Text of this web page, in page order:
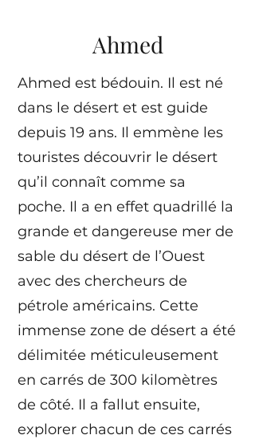
Ahmed
Ahmed est bédouin. Il est né
dans le désert et est guide
depuis 19 ans. Il emmène les
touristes découvrir le désert
qu’il connaît comme sa
poche. Il a en effet quadrillé la
grande et dangereuse mer de
sable du désert de l’Ouest
avec des chercheurs de
pétrole américains. Cette
immense zone de désert a été
délimitée méticuleusement
en carrés de 300 kilomètres
de côté. Il a fallut ensuite,
explorer chacun de ces carrés